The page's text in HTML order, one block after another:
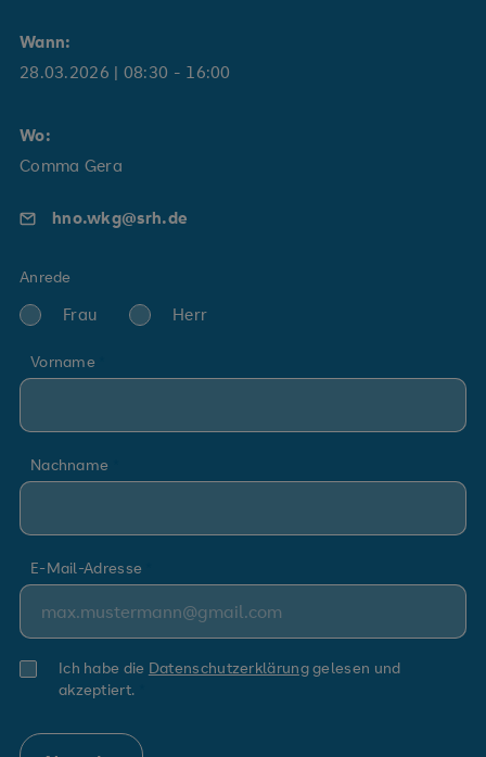
Wann:
28.03.2026 | 08:30 - 16:00
Wo:
Comma Gera
hno.wkg@srh.de
Anrede
Frau Herr
Vorname
Nachname
E-Mail-Adresse
Ich habe die Datenschutzerklärunggelesen und
akzeptiert.